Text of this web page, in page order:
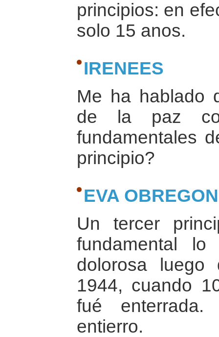
principios: en
solo 15 anos.
IRENEES
Me ha hablado
de la paz
fundamentales
principio?
EVA OBREGON
Un tercer
fundamental
dolorosa
1944, cuando
fué
entierro.